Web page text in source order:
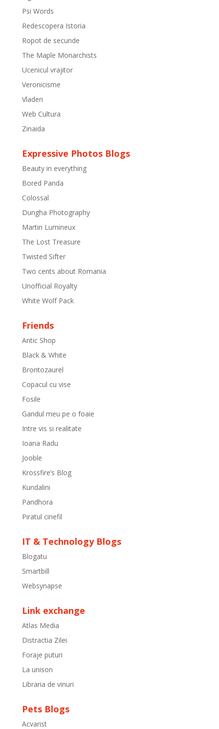
Psi Words
Redescopera Istoria
Ropot de secunde
The Maple Monarchists
Ucenicul vrajitor
Veronicisme
Vladen
Web Cultura
Zinaida
Expressive Photos Blogs
Beauty in everything
Bored Panda
Colossal
Dungha Photography
Martin Lumineux
The Lost Treasure
Twisted Sifter
Two cents about Romania
Unofficial Royalty
White Wolf Pack
Friends
Antic Shop
Black & White
Brontozaurel
Copacul cu vise
Fosile
Gandul meu pe o foaie
Intre vis si realitate
Ioana Radu
Jooble
Krossfire’s Blog
Kundalini
Pandhora
Piratul cinefil
IT & Technology Blogs
Blogatu
Smartbill
Websynapse
Link exchange
Atlas Media
Distractia Zilei
Foraje puturi
La unison
Libraria de vinuri
Pets Blogs
Acvarist